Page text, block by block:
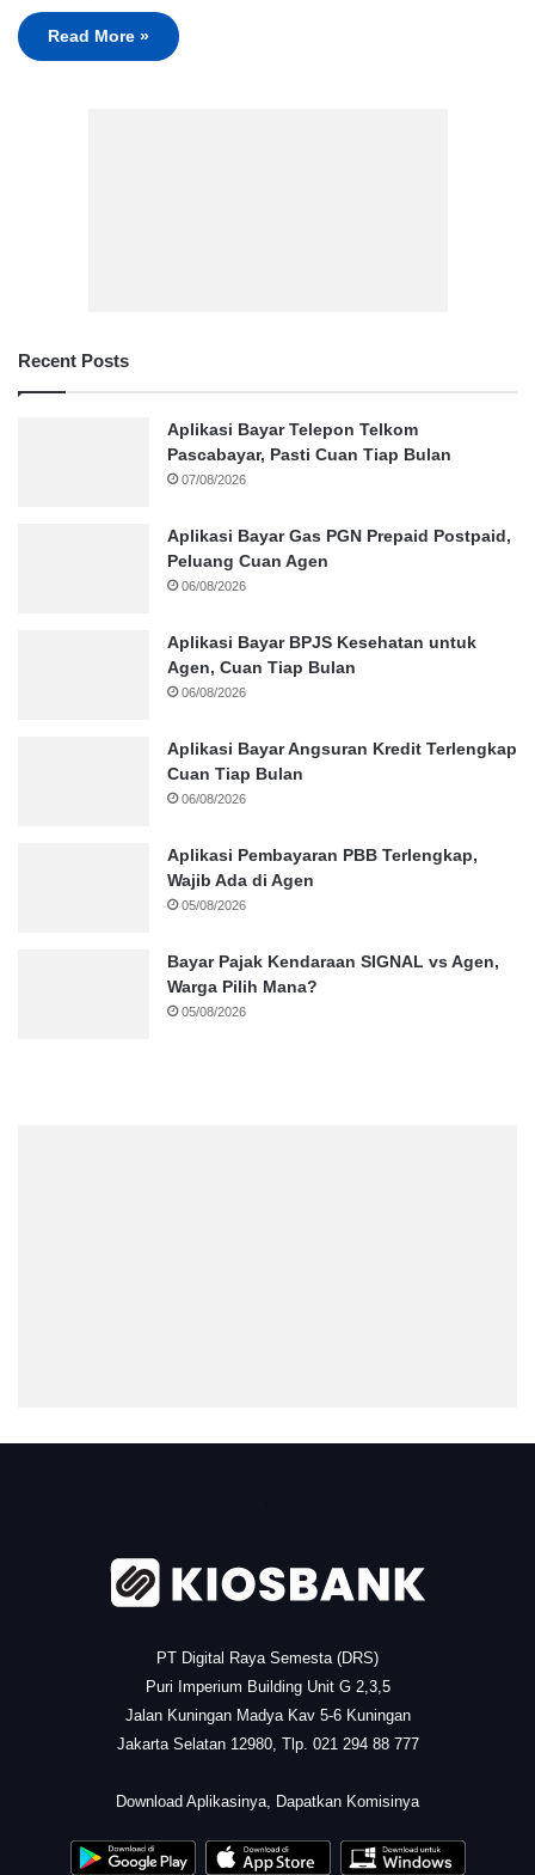
Read More »
Recent Posts
Aplikasi Bayar Telepon Telkom
Pascabayar, Pasti Cuan Tiap Bulan
07/08/2026
Aplikasi Bayar Gas PGN Prepaid Postpaid,
Peluang Cuan Agen
06/08/2026
Aplikasi Bayar BPJS Kesehatan untuk
Agen, Cuan Tiap Bulan
06/08/2026
Aplikasi Bayar Angsuran Kredit Terlengkap
Cuan Tiap Bulan
06/08/2026
Aplikasi Pembayaran PBB Terlengkap,
Wajib Ada di Agen
05/08/2026
Bayar Pajak Kendaraan SIGNAL vs Agen,
Warga Pilih Mana?
05/08/2026
PT Digital Raya Semesta (DRS)
Puri Imperium Building Unit G 2,3,5
Jalan Kuningan Madya Kav 5-6 Kuningan
Jakarta Selatan 12980, Tlp. 021 294 88 777
Download Aplikasinya, Dapatkan Komisinya